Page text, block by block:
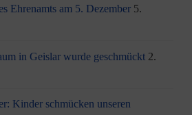
Ehrenamts am 5. Dezember 5.
in Geislar wurde geschmückt 2.
Kinder schmücken unseren